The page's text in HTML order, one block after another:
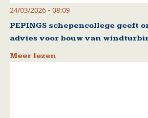
24/03/2026 - 08:09
PEPINGS schepencollege geeft
advies voor bouw van
Meer lezen